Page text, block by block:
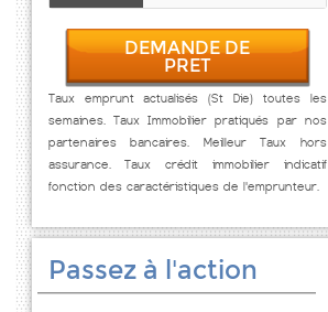
DEMANDE DE
PRET
Taux emprunt actualisés (St Die) toutes les
semaines. Taux Immobilier pratiqués par nos
partenaires bancaires. Meilleur Taux hors
assurance. Taux crédit immobilier indicatif
fonction des caractéristiques de l'emprunteur.
Passez à l'action